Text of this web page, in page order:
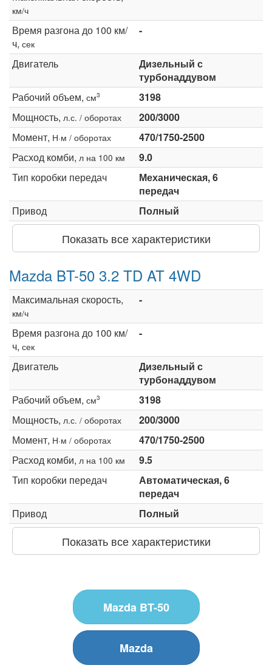
км/ч
Время разгона до 100 км/
ч, сек
-
Двигатель
Дизельный с
турбонаддувом
Рабочий объем, см3
3198
Мощность, л.с. / оборотах
200/3000
Момент, Н·м / оборотах
470/1750-2500
Расход комби, л на 100 км
9.0
Тип коробки передач
Механическая, 6
передач
Привод
Полный
Показать все характеристики
Mazda BT-50 3.2 TD AT 4WD
Максимальная скорость,
км/ч
-
Время разгона до 100 км/
ч, сек
-
Двигатель
Дизельный с
турбонаддувом
Рабочий объем, см3
3198
Мощность, л.с. / оборотах
200/3000
Момент, Н·м / оборотах
470/1750-2500
Расход комби, л на 100 км
9.5
Тип коробки передач
Автоматическая, 6
передач
Привод
Полный
Показать все характеристики
Mazda BT-50
Mazda